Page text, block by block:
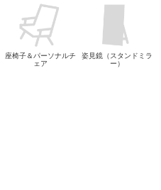
座椅子＆パーソナルチ
ェア
姿見鏡（スタンドミラ
ー）